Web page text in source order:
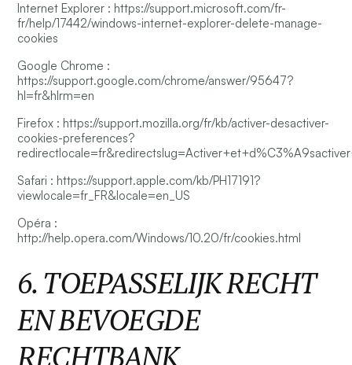
Internet Explorer : https://support.microsoft.com/fr-
fr/help/17442/windows-internet-explorer-delete-manage-
cookies
Google Chrome :
https://support.google.com/chrome/answer/95647?
hl=fr&hlrm=en
Firefox : https://support.mozilla.org/fr/kb/activer-desactiver-
cookies-preferences?
Safari : https://support.apple.com/kb/PH17191?
viewlocale=fr_FR&locale=en_US
Opéra :
http://help.opera.com/Windows/10.20/fr/cookies.html
6. TOEPASSELIJK RECHT
EN BEVOEGDE
RECHTBANK